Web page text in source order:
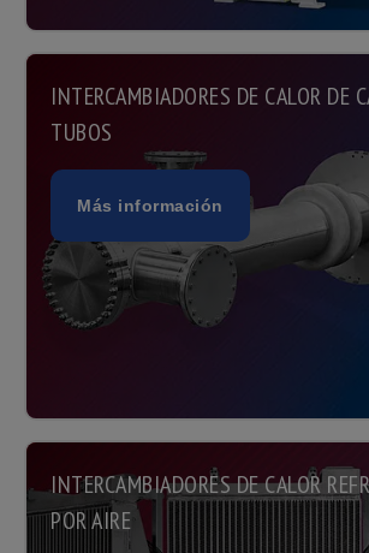
INTERCAMBIADORES DE CALOR DE
TUBOS
Más información
INTERCAMBIADORES DE CALOR
POR AIRE